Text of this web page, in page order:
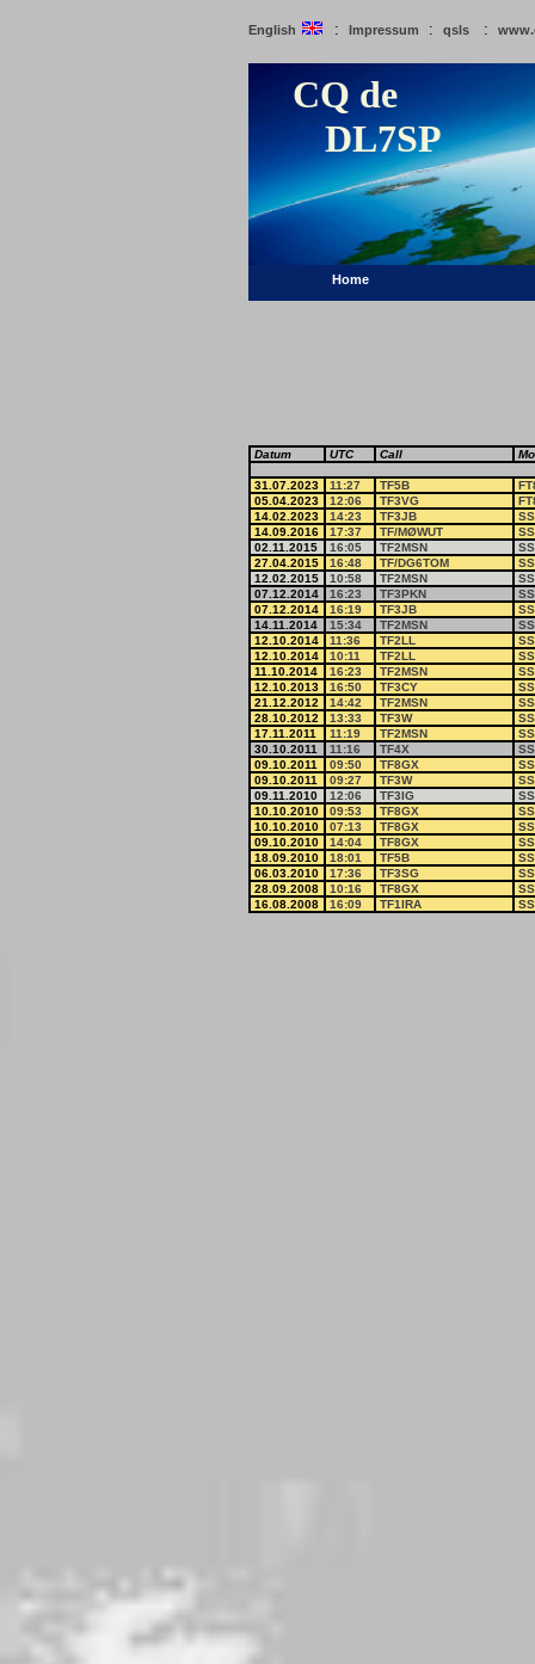
English : Impressum : qsls :
CQ de
DL7SP
Home
Datum UTC Call
31.07.2023 11:27 TF5B
05.04.2023
12:06 TF3VG
14.02.2023
14:23 TF3JB
14.09.2016
17:37 TF/MØWUT
02.11.2015
16:05 TF2MSN
27.04.2015
16:48 TF/DG6TOM
12.02.2015
10:58 TF2MSN
07.12.2014
16:23 TF3PKN
07.12.2014
16:19 TF3JB
14.11.2014
15:34 TF2MSN
12.10.2014
11:36 TF2LL
12.10.2014
10:11 TF2LL
11.10.2014
16:23 TF2MSN
12.10.2013
16:50 TF3CY
21.12.2012
14:42 TF2MSN
28.10.2012
13:33 TF3W
17.11.2011
11:19 TF2MSN
30.10.2011
11:16 TF4X
09.10.2011
09:50 TF8GX
09.10.2011
09:27 TF3W
09.11.2010
12:06 TF3IG
10.10.2010
09:53 TF8GX
10.10.2010
07:13 TF8GX
09.10.2010
14:04 TF8GX
18.09.2010
18:01 TF5B
06.03.2010
17:36 TF3SG
28.09.2008
10:16 TF8GX
16.08.2008
16:09 TF1IRA